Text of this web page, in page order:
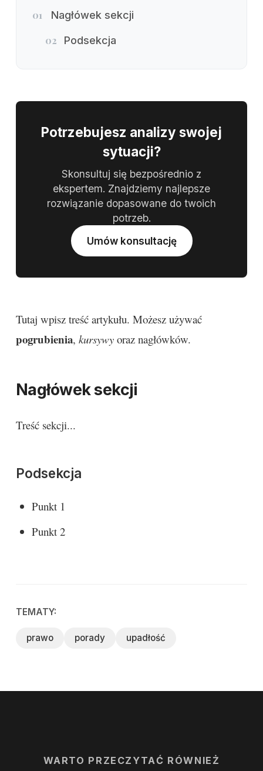
01 Nagłówek sekcji
02 Podsekcja
Potrzebujesz analizy swojej
sytuacji?
Skonsultuj się bezpośrednio z
ekspertem. Znajdziemy najlepsze
rozwiązanie dopasowane do twoich
potrzeb.
Umów konsultację
Tutaj wpisz treść artykułu. Możesz używać
pogrubienia, kursywy oraz nagłówków.
Nagłówek sekcji
Treść sekcji...
Podsekcja
Punkt 1
Punkt 2
TEMATY:
prawo porady upadłość
WARTO PRZECZYTAĆ RÓWNIEŻ